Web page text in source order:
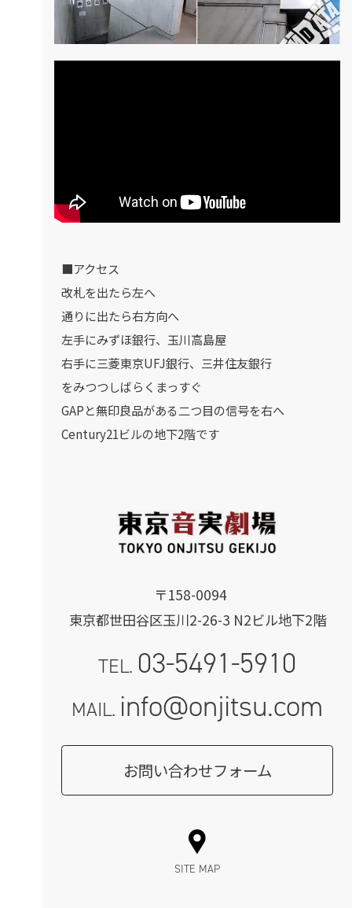
〒158-0094
東京都世田谷区玉川2-26-3 N2ビル地下2階
TEL. 03-5491-5910
MAIL. info@onjitsu.com
お問い合わせフォーム
■アクセス
改札を出たら左へ
通りに出たら右方向へ
左手にみずほ銀行、玉川高島屋
右手に三菱東京UFJ銀行、三井住友銀行
をみつつしばらくまっすぐ
GAPと無印良品がある二つ目の信号を右へ
Century21ビルの地下2階です
SITE MAP